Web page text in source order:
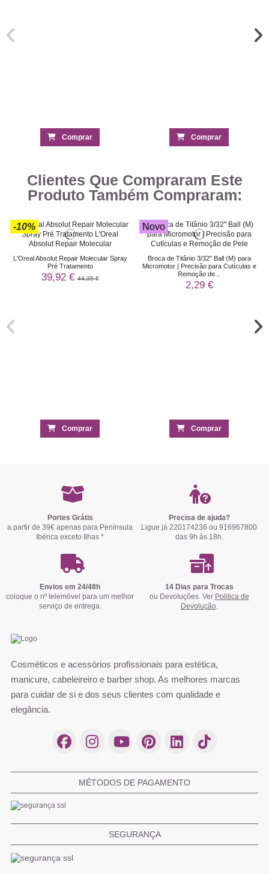
Comprar Comprar
Clientes Que Compraram Este
Produto Também Compraram:
-10%
L'Oreal Absolut Repair Molecular Spray
Pré Tratamento
39,92 €44,35 €
Comprar
Novo
Broca de Titânio 3/32" Ball (M) para
Micromotor | Precisão para Cutículas e
Remoção de...
2,29 €
Comprar
Portes Grátis
a partir de 39€ apenas para Península
Ibérica exceto Ilhas *
Precisa de ajuda?
Ligue já 220174236 ou 916967800
das 9h às 18h.
Envios em 24/48h
coloque o nº telemóvel para um melhor
serviço de entrega.
14 Dias para Trocas
ou Devoluções. Ver Politica de
Devolução.
Cosméticos e acessórios profissionais para estética,
manicure, cabeleireiro e barber shop. As melhores marcas
para cuidar de si e dos seus clientes com qualidade e
elegância.
MÉTODOS DE PAGAMENTO
SEGURANÇA